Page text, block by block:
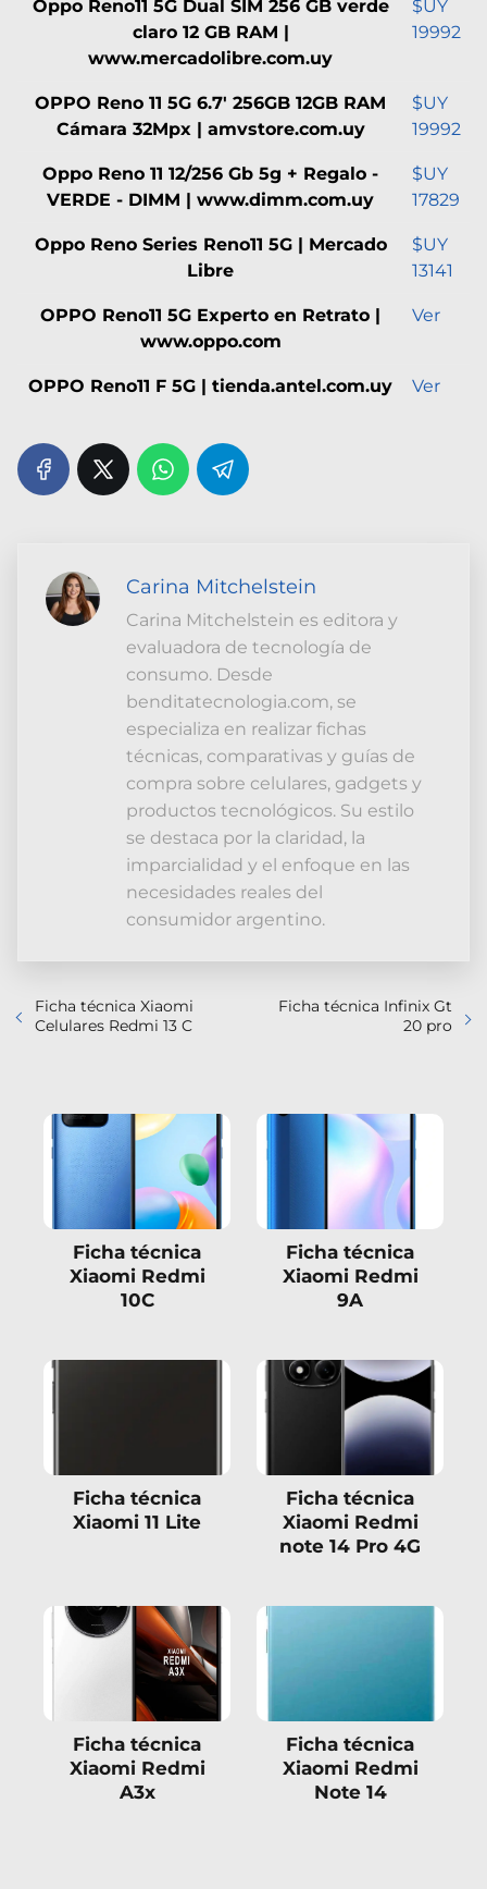
Oppo Reno11 5G Dual SIM 256 GB verde
claro 12 GB RAM |
www.mercadolibre.com.uy
$UY
19992
OPPO Reno 11 5G 6.7' 256GB 12GB RAM
Cámara 32Mpx | amvstore.com.uy
$UY
19992
Oppo Reno 11 12/256 Gb 5g + Regalo -
VERDE - DIMM | www.dimm.com.uy
$UY
17829
Oppo Reno Series Reno11 5G | Mercado
Libre
$UY
13141
OPPO Reno11 5G Experto en Retrato |
www.oppo.com
Ver
OPPO Reno11 F 5G | tienda.antel.com.uy Ver
Carina Mitchelstein
Carina Mitchelstein es editora y
evaluadora de tecnología de
consumo. Desde
benditatecnologia.com, se
especializa en realizar fichas
técnicas, comparativas y guías de
compra sobre celulares, gadgets y
productos tecnológicos. Su estilo
se destaca por la claridad, la
imparcialidad y el enfoque en las
necesidades reales del
consumidor argentino.
Ficha técnica Xiaomi
Celulares Redmi 13 C
Ficha técnica Infinix Gt
20 pro
Ficha técnica
Xiaomi Redmi
10C
Ficha técnica
Xiaomi Redmi
9A
Ficha técnica
Xiaomi 11 Lite
Ficha técnica
Xiaomi Redmi
note 14 Pro 4G
Ficha técnica
Xiaomi Redmi
A3x
Ficha técnica
Xiaomi Redmi
Note 14